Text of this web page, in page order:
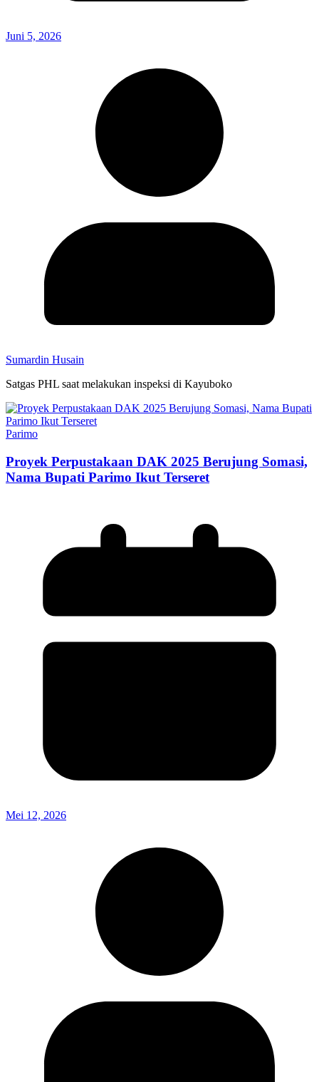
Juni 5, 2026
Sumardin Husain
Satgas PHL saat melakukan inspeksi di Kayuboko
Parimo
Proyek Perpustakaan DAK 2025 Berujung Somasi,
Nama Bupati Parimo Ikut Terseret
Mei 12, 2026